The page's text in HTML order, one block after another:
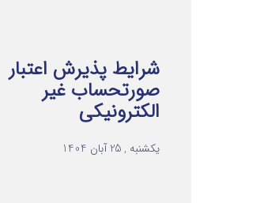
شرایط پذیرش اعتبار
صورتحساب غیر
الکترونیکی
یکشنبه , 25 آبان 1404